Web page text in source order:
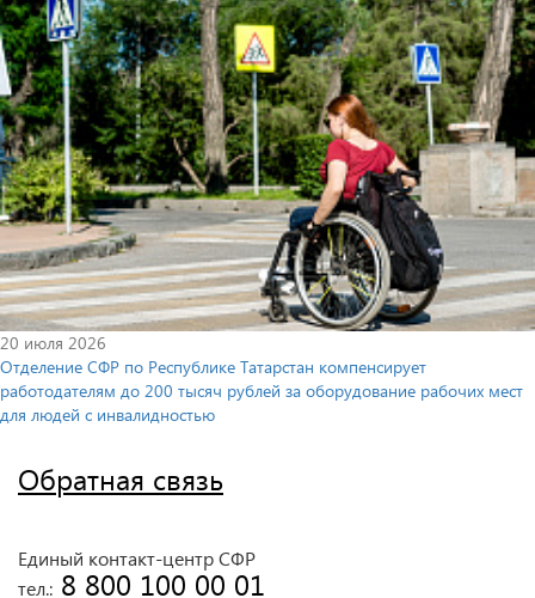
20 июля 2026
Отделение СФР по Республике Татарстан компенсирует
работодателям до 200 тысяч рублей за оборудование рабочих мест
для людей с инвалидностью
Обратная связь
Единый контакт-центр СФР
тел.: 8 800 100 00 01